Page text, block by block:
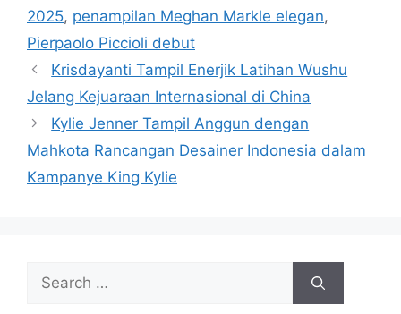
2025, penampilan Meghan Markle elegan,
Pierpaolo Piccioli debut
Krisdayanti Tampil Enerjik Latihan Wushu
Jelang Kejuaraan Internasional di China
Kylie Jenner Tampil Anggun dengan
Mahkota Rancangan Desainer Indonesia dalam
Kampanye King Kylie
Search
for: